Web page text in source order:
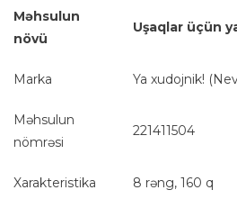
Məhsulun
növü
Uşaqlar üçün
Marka Ya xudojnik!
Məhsulun
nömrəsi
221411504
Xarakteristika 8 rəng, 160 q